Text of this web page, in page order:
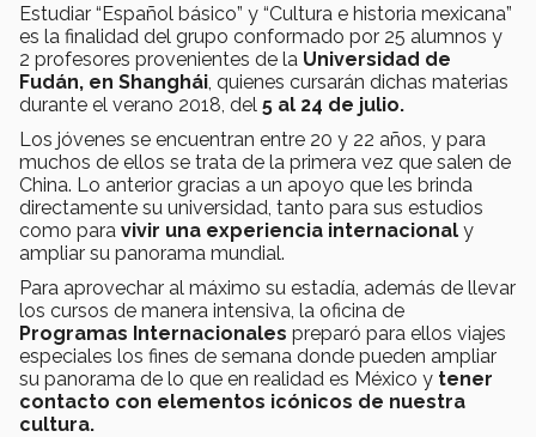
Estudiar “Español básico” y “Cultura e historia mexicana”
es la finalidad del grupo conformado por 25 alumnos y
2 profesores provenientes de la Universidad de
Fudán, en Shanghái , quienes cursarán dichas materias
durante el verano 2018, del 5 al 24 de julio.
Los jóvenes se encuentran entre 20 y 22 años, y para
muchos de ellos se trata de la primera vez que salen de
China. Lo anterior gracias a un apoyo que les brinda
directamente su universidad, tanto para sus estudios
como para vivir una experiencia internacional y
ampliar su panorama mundial.
Para aprovechar al máximo su estadía, además de llevar
los cursos de manera intensiva, la oficina de
Programas Internacionales preparó para ellos viajes
especiales los fines de semana donde pueden ampliar
su panorama de lo que en realidad es México y tener
contacto con elementos icónicos de nuestra
cultura.